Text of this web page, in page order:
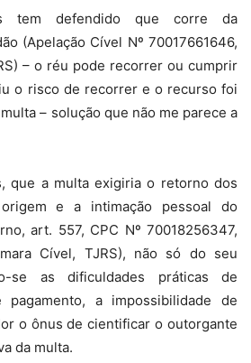
tem defendido que corre da
(Apelação Cível Nº 70017661646,
) – o réu pode recorrer ou cumprir
o risco de recorrer e o recurso foi
– solução que não me parece a
que a multa exigiria o retorno dos
e a intimação pessoal do
art. 557, CPC Nº 70018256347,
Cível, TJRS), não só do seu
se as dificuldades práticas de
a impossibilidade de
o ônus de cientificar o outorgante
da multa.